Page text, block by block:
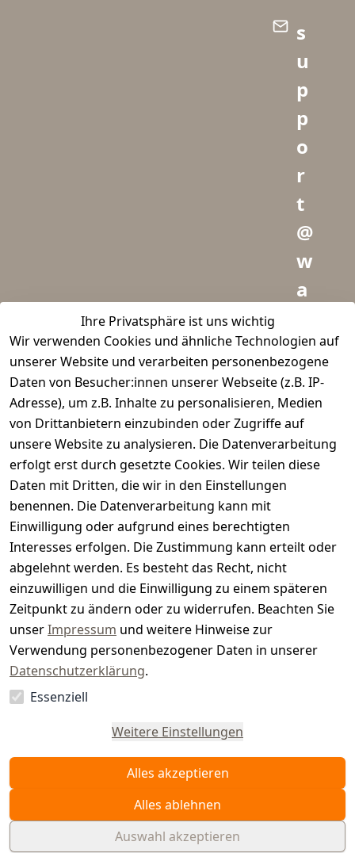
Ihre Privatsphäre ist uns wichtig
Wir verwenden Cookies und ähnliche Technologien auf
unserer Website und verarbeiten personenbezogene
Daten von Besucher:innen unserer Webseite (z.B. IP-
Adresse), um z.B. Inhalte zu personalisieren, Medien
von Drittanbietern einzubinden oder Zugriffe auf
unsere Website zu analysieren. Die Datenverarbeitung
erfolgt erst durch gesetzte Cookies. Wir teilen diese
Daten mit Dritten, die wir in den Einstellungen
benennen. Die Datenverarbeitung kann mit
Einwilligung oder aufgrund eines berechtigten
Interesses erfolgen. Die Zustimmung kann erteilt oder
abgelehnt werden. Es besteht das Recht, nicht
einzuwilligen und die Einwilligung zu einem späteren
Zeitpunkt zu ändern oder zu widerrufen. Beachten Sie
unserImpressum und weitere Hinweise zur
Verwendung personenbezogener Daten in unserer
Datenschutzerklärung.
Essenziell
Weitere Einstellungen
Alles akzeptieren
Alles ablehnen
Auswahl akzeptieren
s
u
p
p
o
r
t
@
w
a
d
m
e
i
s
r.
e
Vertrag
widerrufen
© WAIDMEISTER 2026